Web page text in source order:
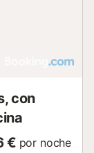
con
€ por noche